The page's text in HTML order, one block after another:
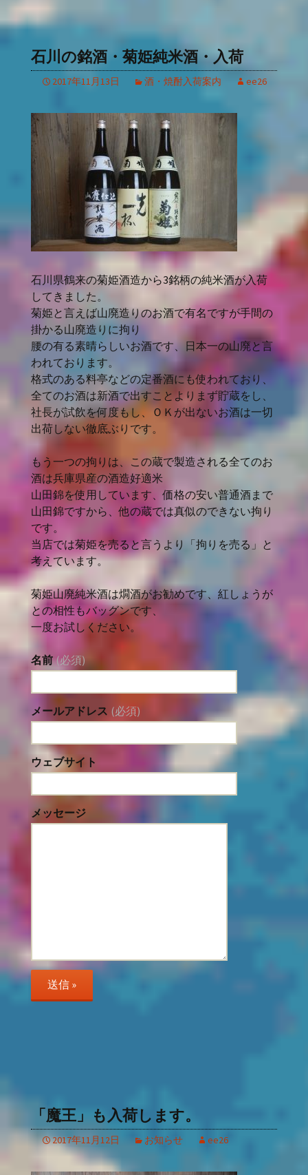
石川の銘酒・菊姫純米酒・入荷
2017年11月13日 酒・焼酎入荷案内 ee26
石川県鶴来の菊姫酒造から3銘柄の純米酒が入荷
してきました。
菊姫と言えば山廃造りのお酒で有名ですが手間の
掛かる山廃造りに拘り
腰の有る素晴らしいお酒です、日本一の山廃と言
われております。
格式のある料亭などの定番酒にも使われており、
全てのお酒は新酒で出すことよりまず貯蔵をし、
社長が試飲を何度もし、ＯＫが出ないお酒は一切
出荷しない徹底ぶりです。
もう一つの拘りは、この蔵で製造される全てのお
酒は兵庫県産の酒造好適米
山田錦を使用しています、価格の安い普通酒まで
山田錦ですから、他の蔵では真似のできない拘り
です。
当店では菊姫を売ると言うより「拘りを売る」と
考えています。
菊姫山廃純米酒は燗酒がお勧めです、紅しょうが
との相性もバッグンです、
一度お試しください。
名前 (必須)
メールアドレス (必須)
ウェブサイト
メッセージ
「魔王」も入荷します。
2017年11月12日 お知らせ ee26